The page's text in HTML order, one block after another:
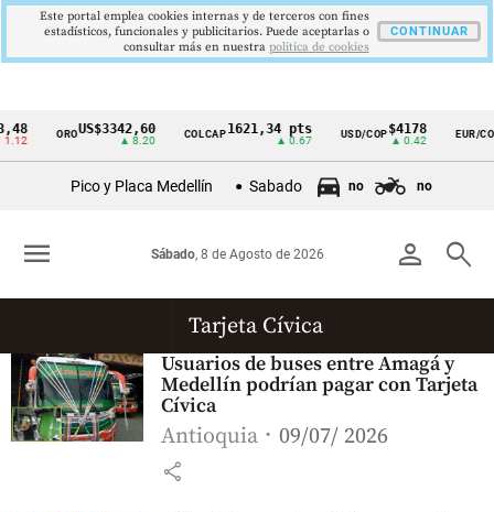
Cintillo
Colombia
OROUS$3342,60
▲ 8.20
COLCAP1621,34 pts
▲ 0.67
USD/COP$4178
▲ 0.42
EUR/COP
Pico y Placa Medellín Sabado no no
person search
Sábado, 8 de Agosto de 2026
menu
Tarjeta Cívica
Usuarios de buses entre Amagá y
Medellín podrían pagar con Tarjeta
Cívica
Antioquia 09/07/ 2026
share
Este portal emplea cookies internas y de terceros con fines
estadísticos, funcionales y publicitarios. Puede aceptarlas o
consultar más en nuestra politica de cookies
CONTINUAR